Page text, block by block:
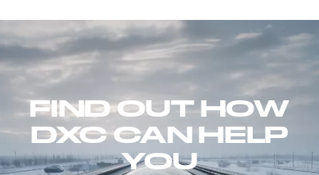
FIND OUT HOW
DXC CAN HELP
YOU